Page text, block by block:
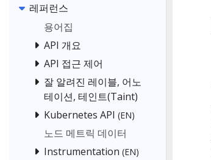
레퍼런스
용어집
API 개요
API 접근 제어
잘 알려진 레이블, 어노
테이션, 테인트(Taint)
Kubernetes API (EN)
노드 메트릭 데이터
Instrumentation (EN)